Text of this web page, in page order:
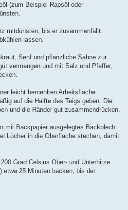
(zum Beispiel Rapsöl oder
mitdünsten, bis er zusammenfällt.
lassen.
Senf und pflanzliche Sahne zur
vermengen und mit Salz und Pfeffer,
leicht bemehlten Arbeitsfläche
auf die Hälfte des Teigs geben. Die
und die Ränder gut zusammendrücken.
mit Backpapier ausgelegtes Backblech
Löcher in die Oberfläche stechen, damit
Grad Celsius Ober- und Unterhitze
etwa 25 Minuten backen, bis der